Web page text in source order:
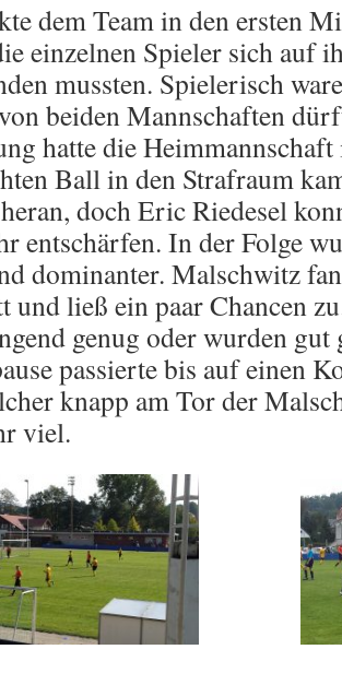
dem Team in den ersten
einzelnen Spieler sich auf
mussten. Spielerisch
beiden Mannschaften
hatte die
Ball in den Strafraum
doch Eric Riedesel
entschärfen. In der Folge
dominanter. Malschwitz
und ließ ein paar Chancen
genug oder wurden gut
passierte bis auf einen
knapp am Tor der
viel.